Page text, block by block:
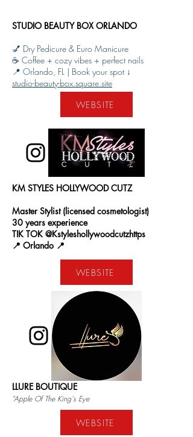
STUDIO BEAUTY BOX ORLANDO
💅 Dry Pedicure & Euro Manicure
☕ Coffee + cozy vibes + perfect nails
📍 Orlando, FL | Book your spot ↓
studio-beauty-box.square.site
WEBSITE
KM STYLES HOLLYWOOD CUTZ
Master Stylist (licensed cosmetologist)
30 years experience
TIK TOK @Kstyleshollywoodcutzhttps
📍 Orlando 📍
WEBSITE
LLURE BOUTIQUE
"Apple Of The King's Eye
WEBSITE